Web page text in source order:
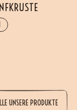
UNSERE PRODUKTE